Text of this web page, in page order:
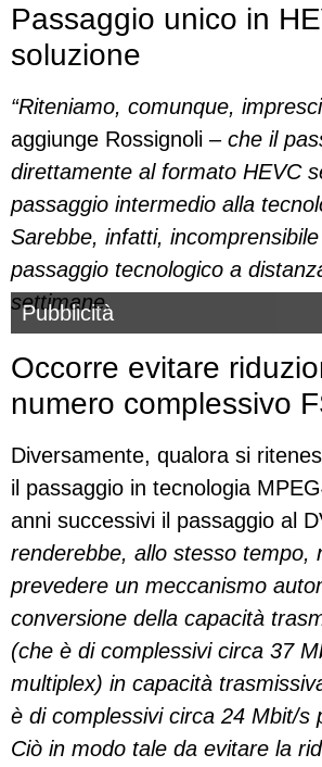
Passaggio unico in
soluzione
“Riteniamo, comunque,
aggiunge Rossignoli – che il
direttamente al formato HEVC
passaggio intermedio alla
Sarebbe, infatti,
passaggio tecnologico a
settimane.
Pubblicità
Occorre evitare
numero complessivo
Diversamente, qualora si
il passaggio in tecnologia
anni successivi il passaggio al
renderebbe, allo stesso tempo,
prevedere un meccanismo
conversione della capacità
(che è di complessivi circa 37
multiplex) in capacità
è di complessivi circa 24 Mbit/s
Ciò in modo tale da evitare la